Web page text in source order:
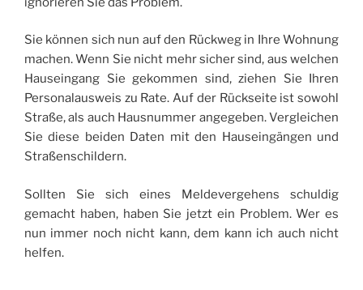
Sie können sich nun auf den Rückweg in Ihre Wohnung
machen. Wenn Sie nicht mehr sicher sind, aus welchen
Hauseingang Sie gekommen sind, ziehen Sie Ihren
Personalausweis zu Rate. Auf der Rückseite ist sowohl
Straße, als auch Hausnummer angegeben. Vergleichen
Sie diese beiden Daten mit den Hauseingängen und
Straßenschildern.
Sollten Sie sich eines Meldevergehens schuldig
gemacht haben, haben Sie jetzt ein Problem. Wer es
nun immer noch nicht kann, dem kann ich auch nicht
helfen.